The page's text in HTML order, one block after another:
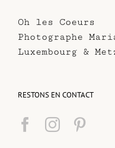
Oh les Coeurs
Photographe
Luxembourg &
RESTONS EN CONTACT